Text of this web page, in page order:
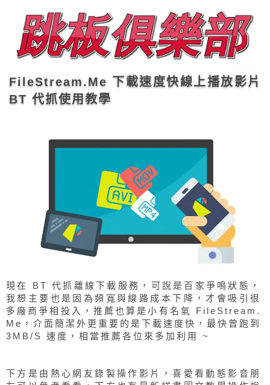
FileStream.Me 下載速度快線上播放影片
BT 代抓使用教學
現在 BT 代抓離線下載服務，可說是百家爭鳴狀態，
我想主要也是因為頻寬與線路成本下降，才會吸引很
多廠商爭相投入，推薦也算是小有名氣 FileStream.
Me，介面簡潔外更重要的是下載速度快，最快曾跑到
3MB/S 速度，相當推薦各位來多加利用 ~
下方是由熱心網友錄製操作影片，喜愛看動態影音朋